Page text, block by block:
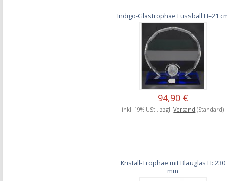
Indigo-Glastrophäe Fussball H=21
94,90 €
inkl. 19% USt., zzgl.Versand (Standard)
Kristall-Trophäe mit Blauglas H: 230
mm